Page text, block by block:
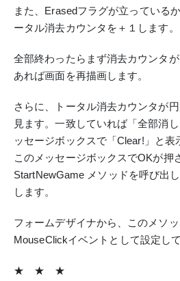
また、Erasedフラグが立っている
ータル消去カウンタを＋１します。
全部終わったらまず消去カウンタ
あれば画面を再描画します。
さらに、トータル消去カウンタが
見ます。一致していれば「全部消
ッセージボックスで「Clear!」と表
このメッセージボックスでOKが押
StartNewGame メソッドを呼び出
します。
フォームデザイナから、このメソ
MouseClickイベントとして設定して
★ ★ ★